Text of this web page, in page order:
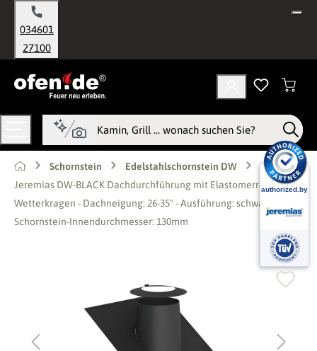
springen
034601
27100
Schornstein
Edelstahlschornstein DW
Jeremias DW-BLACK Dachdurchführung mit Elastomerrand und
Wetterkragen - Dachneigung: 26-35° - Ausführung: schwarz - für
Schornstein-Innendurchmesser: 130mm